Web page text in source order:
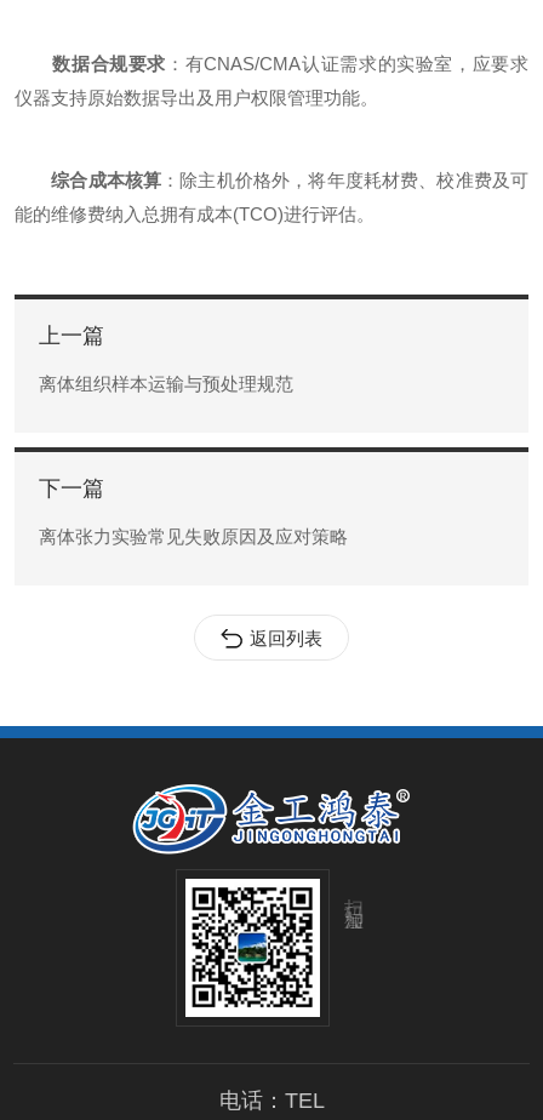
数据合规要求 ：有CNAS/CMA认证需求的实验室，应要求
仪器支持原始数据导出及用户权限管理功能。
综合成本核算 ：除主机价格外，将年度耗材费、校准费及可
能的维修费纳入总拥有成本(TCO)进行评估。
上一篇
离体组织样本运输与预处理规范
下一篇
离体张力实验常见失败原因及应对策略
返回列表
扫码加微信
电话：TEL